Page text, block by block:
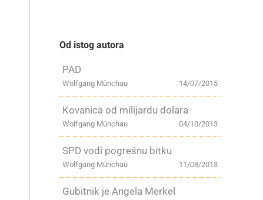
Od istog autora
PAD
14/07/2015
Wolfgang Münchau
Kovanica od milijardu dolara
04/10/2013
Wolfgang Münchau
SPD vodi pogrešnu bitku
11/08/2013
Wolfgang Münchau
Gubitnik je Angela Merkel